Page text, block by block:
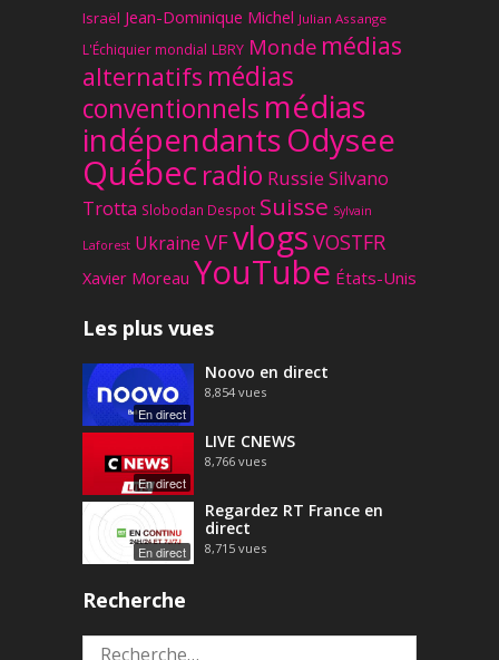
Israël Jean-Dominique Michel Julian Assange
L'Échiquier mondial LBRY Monde médias
alternatifs médias
conventionnels médias
indépendantsOdysee
Québec radio Russie Silvano
Trotta Slobodan Despot Suisse Sylvain
Laforest Ukraine VFvlogs VOSTFR
Xavier Moreau YouTube États-Unis
Les plus vues
En direct
Noovo en direct
8,854 vues
En direct
LIVE CNEWS
8,766 vues
En direct
Regardez RT France en
direct
8,715 vues
Recherche
Rechercher :